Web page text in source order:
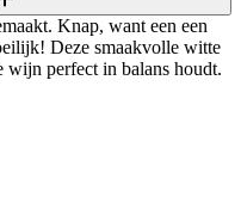
Knap, want een een
Deze smaakvolle witte
wijn perfect in balans houdt.